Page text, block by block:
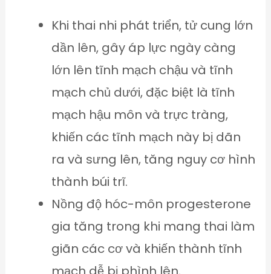
Khi thai nhi phát triển, tử cung lớn
dần lên, gây áp lực ngày càng
lớn lên tĩnh mạch chậu và tĩnh
mạch chủ dưới, đặc biệt là tĩnh
mạch hậu môn và trực tràng,
khiến các tĩnh mạch này bị dãn
ra và sưng lên, tăng nguy cơ hình
thành búi trĩ.
Nồng độ hóc-môn progesterone
gia tăng trong khi mang thai làm
giãn các cơ và khiến thành tĩnh